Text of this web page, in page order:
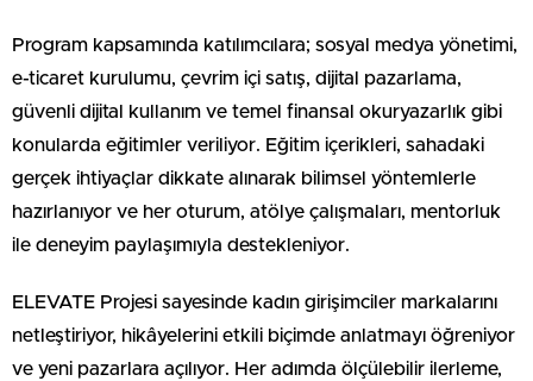
Program kapsamında katılımcılara; sosyal medya yönetimi,
e-ticaret kurulumu, çevrim içi satış, dijital pazarlama,
güvenli dijital kullanım ve temel finansal okuryazarlık gibi
konularda eğitimler veriliyor. Eğitim içerikleri, sahadaki
gerçek ihtiyaçlar dikkate alınarak bilimsel yöntemlerle
hazırlanıyor ve her oturum, atölye çalışmaları, mentorluk
ile deneyim paylaşımıyla destekleniyor.
ELEVATE Projesi sayesinde kadın girişimciler markalarını
netleştiriyor, hikâyelerini etkili biçimde anlatmayı öğreniyor
ve yeni pazarlara açılıyor. Her adımda ölçülebilir ilerleme,